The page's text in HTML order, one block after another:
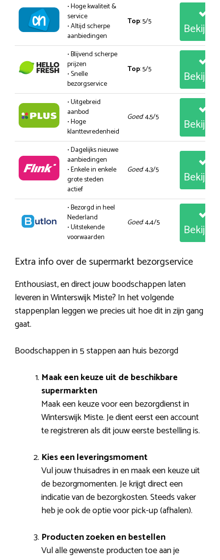
• Hoge kwaliteit &
service
• Altijd scherpe
aanbiedingen
Top: 5/5
• Blijvend scherpe
prijzen
• Snelle
bezorgservice
Top: 5/5
• Uitgebreid
aanbod
• Hoge
klanttevredenheid
Goed: 4,5/5
• Dagelijks nieuwe
aanbiedingen
• Enkele in enkele
grote steden
actief
Goed: 4,3/5
• Bezorgd in heel
Nederland
• Uitstekende
voorwaarden
Goed: 4,4/5
Extra info over de supermarkt bezorgservice
Enthousiast, en direct jouw boodschappen laten
leveren in Winterswijk Miste? In het volgende
stappenplan leggen we precies uit hoe dit in zijn gang
gaat.
Boodschappen in 5 stappen aan huis bezorgd
Maak een keuze uit de beschikbare
supermarkten
Maak een keuze voor een bezorgdienst in
Winterswijk Miste. Je dient eerst een account
te registreren als dit jouw eerste bestelling is.
Kies een leveringsmoment
Vul jouw thuisadres in en maak een keuze uit
de bezorgmomenten. Je krijgt direct een
indicatie van de bezorgkosten. Steeds vaker
heb je ook de optie voor pick-up (afhalen).
Producten zoeken en bestellen
Vul alle gewenste producten toe aan je